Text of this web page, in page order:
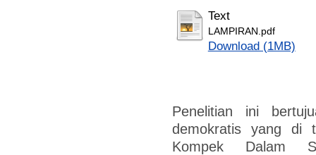
Text
LAMPIRAN.pdf
Download (1MB)
Penelitian ini
demokratis yang di
Kompek Dalam